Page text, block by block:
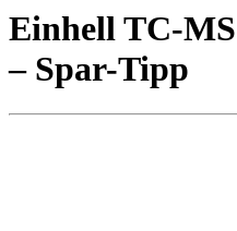
Einhell TC-MS
– Spar-Tipp